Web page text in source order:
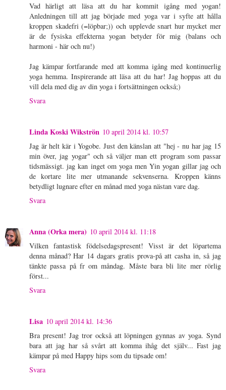
Vad härligt att läsa att du har kommit igång med yogan!
Anledningen till att jag började med yoga var i syfte att hålla
kroppen skadefri (=löpbar;)) och upplevde snart hur mycket mer
är de fysiska effekterna yogan betyder för mig (balans och
harmoni - här och nu!)
Jag kämpar fortfarande med att komma igång med kontinuerlig
yoga hemma. Inspirerande att läsa att du har! Jag hoppas att du
vill dela med dig av din yoga i fortsättningen också;)
Svara
Linda Koski Wikströn 10 april 2014 kl. 10:57
Jag är helt kär i Yogobe. Just den känslan att "hej - nu har jag 15
min över, jag yogar" och så väljer man ett program som passar
tidsmässigt. jag kan inget om yoga men Yin yogan gillar jag och
de kortare lite mer utmanande sekvenserna. Kroppen känns
betydligt lugnare efter en månad med yoga nästan vare dag.
Svara
Anna (Orka mera) 10 april 2014 kl. 11:18
Vilken fantastisk födelsedagspresent! Visst är det löpartema
denna månad? Har 14 dagars gratis prova-på att casha in, så jag
tänkte passa på fr om måndag. Måste bara bli lite mer rörlig
först...
Svara
Lisa 10 april 2014 kl. 14:36
Bra present! Jag tror också att löpningen gynnas av yoga. Synd
bara att jag har så svårt att komma ihåg det själv... Fast jag
kämpar på med Happy hips som du tipsade om!
Svara